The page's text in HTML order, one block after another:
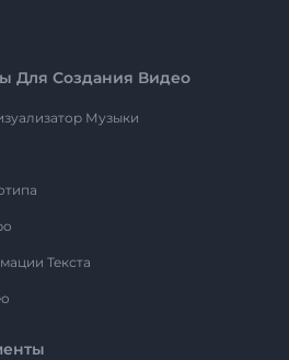
Для Создания Видео
Музыки
Текста